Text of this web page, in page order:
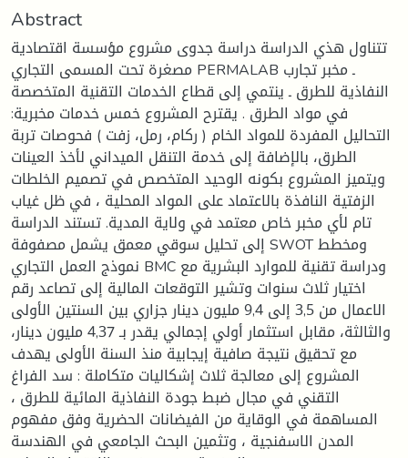
Abstract
تتناول هذي الدراسة دراسة جدوى مشروع مؤسسة اقتصادية
مصغرة تحت المسمى التجاري PERMALAB ـ مخبر تجارب
النفاذية للطرق ـ ينتمي إلى قطاع الخدمات التقنية المتخصصة
في مواد الطرق . يقترح المشروع خمس خدمات مخبرية:
التحاليل المفردة للمواد الخام ( ركام، رمل، زفت ) فحوصات تربة
الطرق، بالإضافة إلى خدمة التنقل الميداني لأخذ العينات
ويتميز المشروع بكونه الوحيد المتخصص في تصميم الخلطات
الزفتية النافذة بالاعتماد على المواد المحلية ، في ظل غياب
تام لأي مخبر خاص معتمد في ولاية المدية. تستند الدراسة
إلى تحليل سوقي معمق يشمل مصفوفة SWOT ومخطط
نموذج العمل التجاري BMC ودراسة تقنية للموارد البشرية مع
اختيار ثلاث سنوات وتشير التوقعات المالية إلى تصاعد رقم
الاعمال من 3,5 إلى 9,4 مليون دينار جزاري بين السنتين الأولى
والثالثة، مقابل استثمار أولي إجمالي يقدر بـ 4,37 مليون دينار،
مع تحقيق نتيجة صافية إيجابية منذ السنة الأولى يهدف
المشروع إلى معالجة ثلاث إشكاليات متكاملة : سد الفراغ
التقني في مجال ضبط جودة النفاذية المائية للطرق ،
المساهمة في الوقاية من الفيضانات الحضرية وفق مفهوم
المدن الاسفنجية ، وتثمين البحث الجامعي في الهندسة